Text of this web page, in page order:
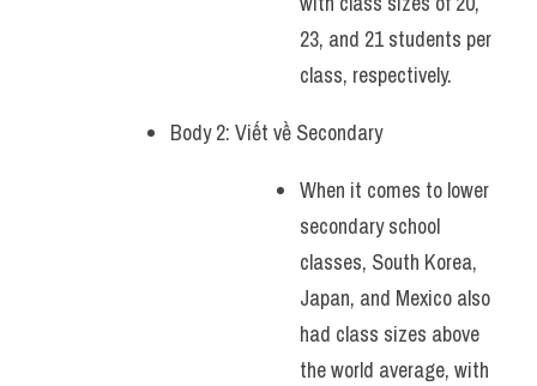
23, and 21 students per
class, respectively.
Body 2: Viết về Secondary
When it comes to lower
secondary school
classes, South Korea,
Japan, and Mexico also
had class sizes above
the world average, with